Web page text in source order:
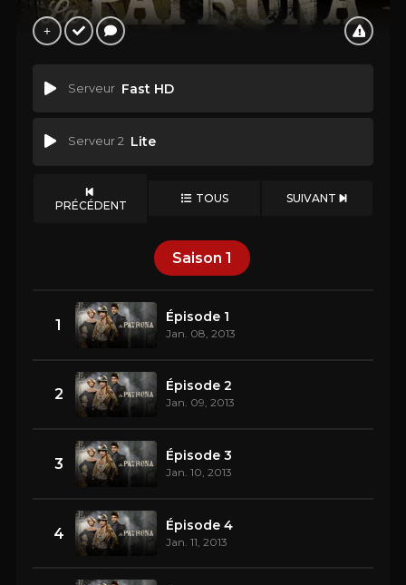
Serveur Fast HD
Serveur 2 Lite
PRÉCÉDENT TOUS SUIVANT
Saison 1
1 Épisode 1
Jan. 08, 2013
2 Épisode 2
Jan. 09, 2013
3 Épisode 3
Jan. 10, 2013
4 Épisode 4
Jan. 11, 2013